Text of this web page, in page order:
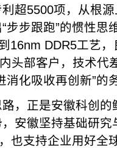
超5500项，从根
步步跟跑”的惯性思
16nm DDR5工艺
头部客户，技术代
消化吸收再创新”的
，正是安徽科创
安徽坚持基础研
也支持企业用好全